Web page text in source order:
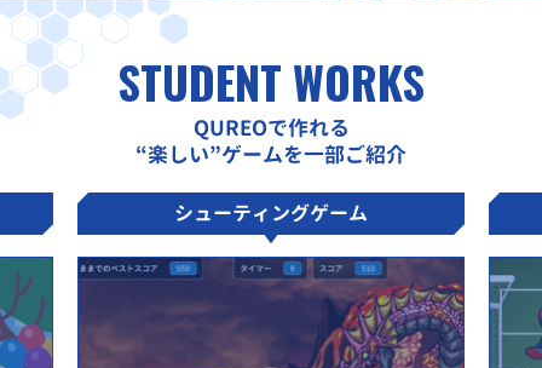
STUDENT WORKS
QUREOで作れる
“楽しい”ゲームを一部ご紹介
シューティングゲーム